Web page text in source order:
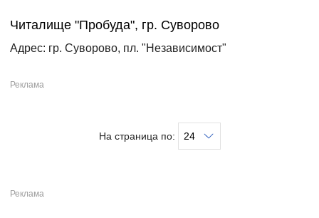
Читалище "Пробуда", гр. Суворово
Адрес: гр. Суворово, пл. "Независимост"
На страница по: